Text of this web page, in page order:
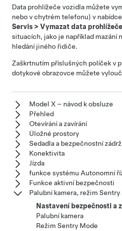
Data prohlížeče vozidla můžete
nebo v chytrém telefonu) v nabídce
Servis > Vymazat data prohlížeče
situacích, jako je například mazání
hledání jiného řidiče.
Zaškrtnutím příslušných políček v
dotykové obrazovce můžete
Model X – návod k obsluze
Přehled
Otevírání a zavírání
Úložné prostory
Sedadla a bezpečnostní
Konektivita
Jízda
funkce systému Autonomní
Funkce aktivní bezpečnosti
Palubní kamera, režim Sentry
Nastavení bezpečnosti a
Palubní kamera
Režim Sentry Mode